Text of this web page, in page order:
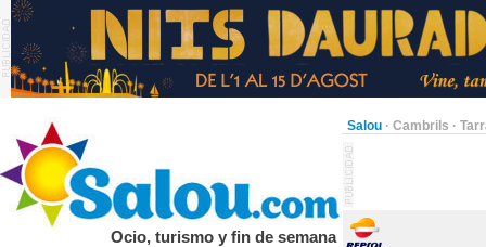
Salou · Cambrils ·
Ocio, turismo y fin de semana